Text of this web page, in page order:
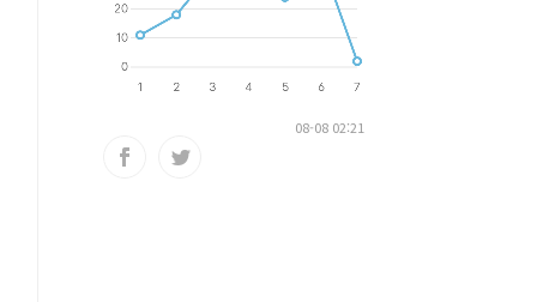
08-08 02:21